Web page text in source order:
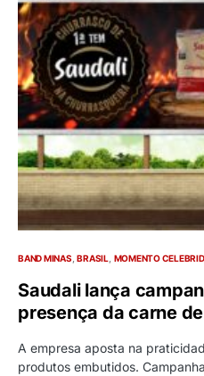
BAND MINAS BRASIL MOMENTO
Saudali lança
presença da carne
A empresa aposta na
produtos embutidos.